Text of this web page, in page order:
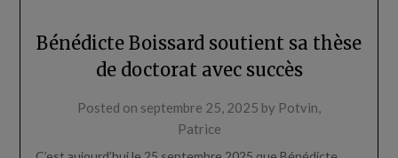
Bénédicte Boissard soutient sa thèse
de doctorat avec succès
Posted on septembre 25, 2025 by Potvin,
Patrice